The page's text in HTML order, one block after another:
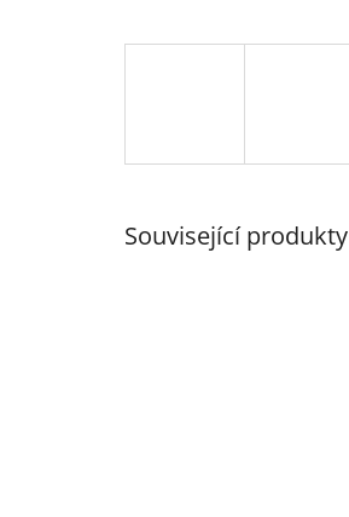
Související produkty